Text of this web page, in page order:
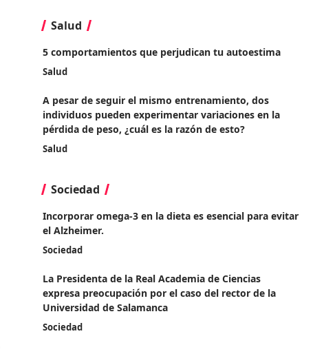
Salud
5 comportamientos que perjudican tu autoestima
Salud
A pesar de seguir el mismo entrenamiento, dos
individuos pueden experimentar variaciones en la
pérdida de peso, ¿cuál es la razón de esto?
Salud
Sociedad
Incorporar omega-3 en la dieta es esencial para evitar
el Alzheimer.
Sociedad
La Presidenta de la Real Academia de Ciencias
expresa preocupación por el caso del rector de la
Universidad de Salamanca
Sociedad